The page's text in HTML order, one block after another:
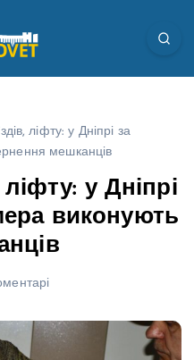
ліфту: у Дніпрі за
мешканців
ліфту: у Дніпрі
виконують